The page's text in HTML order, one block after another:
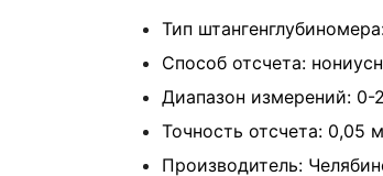
Тип
Способ отсчета:
Диапазон измерений: 0-
Точность отсчета: 0,05
Производитель: